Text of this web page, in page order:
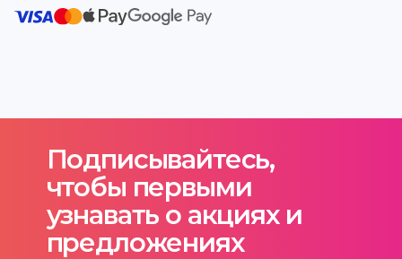
Подписывайтесь,
чтобы первыми
узнавать о акциях и
предложениях